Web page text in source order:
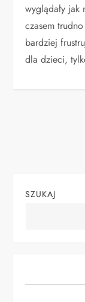
wyglądały
czasem
bardziej
dla dzieci,
SZUKAJ